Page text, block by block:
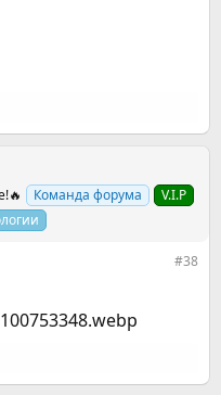
Команда форума
V.I.P
#38